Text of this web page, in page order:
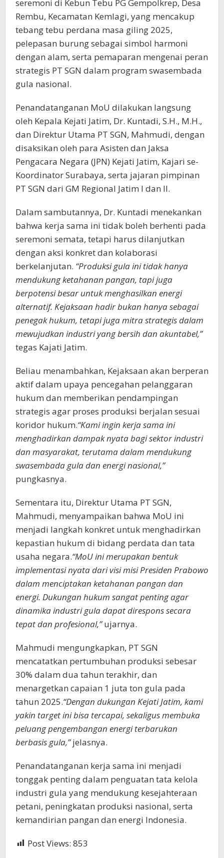
seremoni di Kebun Tebu PG Gempolkrep, Desa
Rembu, Kecamatan Kemlagi, yang mencakup
tebang tebu perdana masa giling 2025,
pelepasan burung sebagai simbol harmoni
dengan alam, serta pemaparan mengenai peran
strategis PT SGN dalam program swasembada
gula nasional.
Penandatanganan MoU dilakukan langsung
oleh Kepala Kejati Jatim, Dr. Kuntadi, S.H., M.H.,
dan Direktur Utama PT SGN, Mahmudi, dengan
disaksikan oleh para Asisten dan Jaksa
Pengacara Negara (JPN) Kejati Jatim, Kajari se-
Koordinator Surabaya, serta jajaran pimpinan
PT SGN dari GM Regional Jatim I dan II.
Dalam sambutannya, Dr. Kuntadi menekankan
bahwa kerja sama ini tidak boleh berhenti pada
seremoni semata, tetapi harus dilanjutkan
dengan aksi konkret dan kolaborasi
berkelanjutan. “Produksi gula ini tidak hanya
mendukung ketahanan pangan, tapi juga
berpotensi besar untuk menghasilkan energi
alternatif. Kejaksaan hadir bukan hanya sebagai
penegak hukum, tetapi juga mitra strategis dalam
mewujudkan industri yang bersih dan akuntabel,”
tegas Kajati Jatim.
Beliau menambahkan, Kejaksaan akan berperan
aktif dalam upaya pencegahan pelanggaran
hukum dan memberikan pendampingan
strategis agar proses produksi berjalan sesuai
koridor hukum.“Kami ingin kerja sama ini
menghadirkan dampak nyata bagi sektor industri
dan masyarakat, terutama dalam mendukung
swasembada gula dan energi nasional,”
pungkasnya.
Sementara itu, Direktur Utama PT SGN,
Mahmudi, menyampaikan bahwa MoU ini
menjadi langkah konkret untuk menghadirkan
kepastian hukum di bidang perdata dan tata
usaha negara.“MoU ini merupakan bentuk
implementasi nyata dari visi misi Presiden Prabowo
dalam menciptakan ketahanan pangan dan
energi. Dukungan hukum sangat penting agar
dinamika industri gula dapat direspons secara
tepat dan profesional,”ujarnya.
Mahmudi mengungkapkan, PT SGN
mencatatkan pertumbuhan produksi sebesar
30% dalam dua tahun terakhir, dan
menargetkan capaian 1 juta ton gula pada
tahun 2025.“Dengan dukungan Kejati Jatim, kami
yakin target ini bisa tercapai, sekaligus membuka
peluang pengembangan energi terbarukan
berbasis gula,”jelasnya.
Penandatanganan kerja sama ini menjadi
tonggak penting dalam penguatan tata kelola
industri gula yang mendukung kesejahteraan
petani, peningkatan produksi nasional, serta
kemandirian pangan dan energi Indonesia.
Post Views: 853